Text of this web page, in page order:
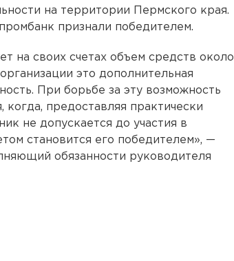
на территории Пермского края.
признали победителем.
на своих счетах объем средств около
это дополнительная
При борьбе за эту возможность
когда, предоставляя практически
не допускается до участия в
становится его победителем», —
обязанности руководителя